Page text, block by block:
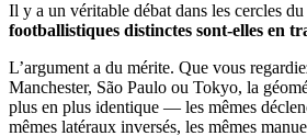
Il y a un véritable débat dans les cercles
footballistiques distinctes sont-elles en
L’argument a du mérite. Que vous
Manchester, São Paulo ou Tokyo, la
plus en plus identique — les mêmes
mêmes latéraux inversés, les mêmes